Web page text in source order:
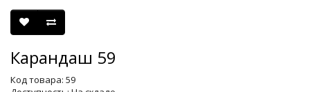
Карандаш 59
Код товара: 59